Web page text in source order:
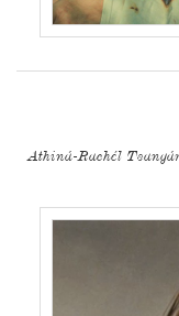
Athiná-Rachél